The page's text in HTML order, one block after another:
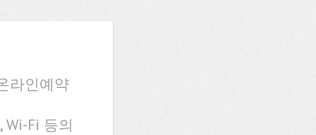
라인예약
Fi 등의